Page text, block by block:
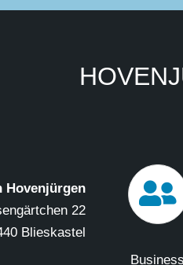
Hovenjürgen
22
Blieskastel
Business